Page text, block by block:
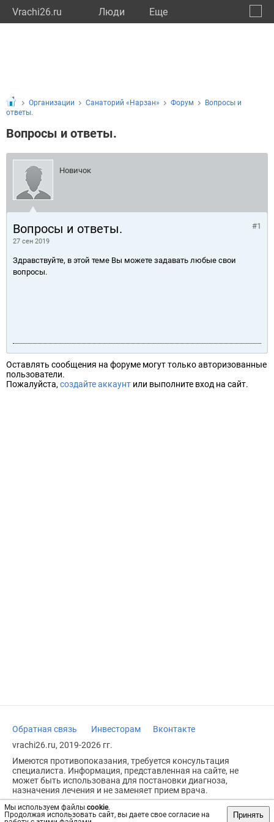
Vrachi26.ru Люди Eще
Мы используем файлы cookie.
Продолжая использовать сайт, вы даете свое согласие на
Принять
Организации Санаторий «Нарзан» Форум
Вопросы и
ответы.
Вопросы и ответы.
Новичок
Вопросы и ответы.
27 сен 2019
#1
Здравствуйте, в этой теме Вы можете задавать любые свои
вопросы.
Оставлять сообщения на форуме могут только авторизованные
пользователи.
Пожалуйста, создайте аккаунт или выполните вход на сайт.
Обратная связь Инвесторам
Вконтакте
vrachi26.ru, 2019-2026 гг.
Имеются противопоказания, требуется консультация
специалиста. Информация, представленная на сайте, не
может быть использована для постановки диагноза,
назначения лечения и не заменяет прием врача.
Возрастное ограничение: 18+